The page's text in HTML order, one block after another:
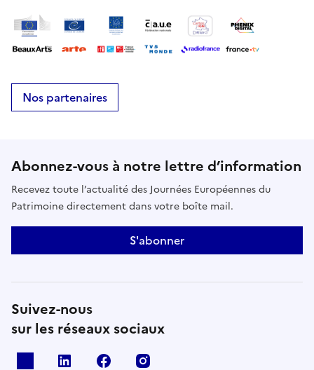
Nos partenaires
Abonnez-vous à notre lettre d’information
Recevez toute l’actualité des Journées Européennes du
Patrimoine directement dans votre boîte mail.
S'abonner
Suivez-nous
sur les réseaux sociaux
Linkedin Facebook